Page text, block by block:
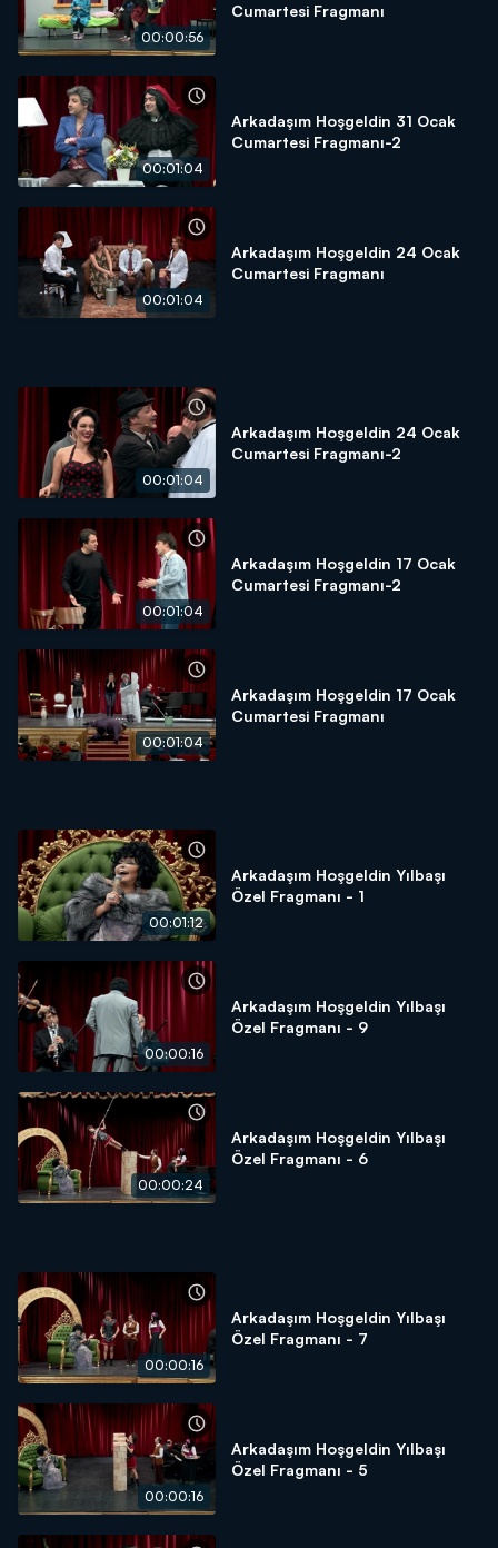
00:00:56
Cumartesi Fragmanı
00:01:04
Arkadaşım Hoşgeldin 31 Ocak
Cumartesi Fragmanı-2
00:01:04
Arkadaşım Hoşgeldin 24 Ocak
Cumartesi Fragmanı
00:01:04
Arkadaşım Hoşgeldin 24 Ocak
Cumartesi Fragmanı-2
00:01:04
Arkadaşım Hoşgeldin 17 Ocak
Cumartesi Fragmanı-2
00:01:04
Arkadaşım Hoşgeldin 17 Ocak
Cumartesi Fragmanı
00:01:12
Arkadaşım Hoşgeldin Yılbaşı
Özel Fragmanı - 1
00:00:16
Arkadaşım Hoşgeldin Yılbaşı
Özel Fragmanı - 9
00:00:24
Arkadaşım Hoşgeldin Yılbaşı
Özel Fragmanı - 6
00:00:16
Arkadaşım Hoşgeldin Yılbaşı
Özel Fragmanı - 7
00:00:16
Arkadaşım Hoşgeldin Yılbaşı
Özel Fragmanı - 5